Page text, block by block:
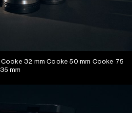
32 mm Cooke 50 mm Cooke 75
mm